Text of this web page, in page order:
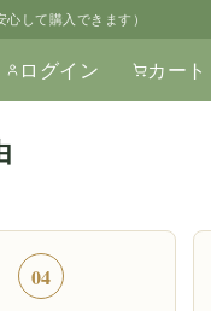
心して購入できます）
ログイン カート
04